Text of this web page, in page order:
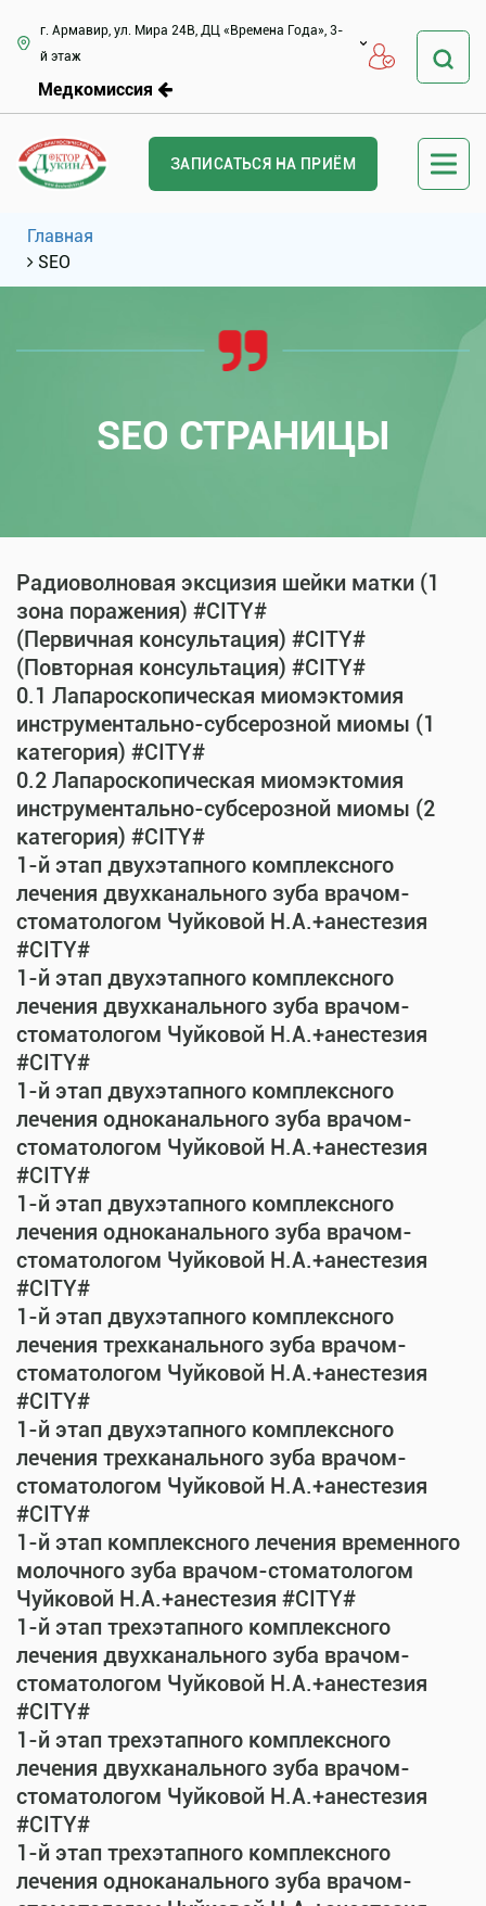
г. Армавир, ул. Мира 24В, ДЦ «Времена Года», 3-
й этаж
Медкомиссия
ЗАПИСАТЬСЯ НА ПРИЁМ
Главная
SEO
SEO СТРАНИЦЫ
Радиоволновая эксцизия шейки матки (1
зона поражения) #CITY#
(Первичная консультация) #CITY#
(Повторная консультация) #CITY#
0.1 Лапароскопическая миомэктомия
инструментально-субсерозной миомы (1
категория) #CITY#
0.2 Лапароскопическая миомэктомия
инструментально-субсерозной миомы (2
категория) #CITY#
1-й этап двухэтапного комплексного
лечения двухканального зуба врачом-
стоматологом Чуйковой Н.А.+анестезия
#CITY#
1-й этап двухэтапного комплексного
лечения двухканального зуба врачом-
стоматологом Чуйковой Н.А.+анестезия
#CITY#
1-й этап двухэтапного комплексного
лечения одноканального зуба врачом-
стоматологом Чуйковой Н.А.+анестезия
#CITY#
1-й этап двухэтапного комплексного
лечения одноканального зуба врачом-
стоматологом Чуйковой Н.А.+анестезия
#CITY#
1-й этап двухэтапного комплексного
лечения трехканального зуба врачом-
стоматологом Чуйковой Н.А.+анестезия
#CITY#
1-й этап двухэтапного комплексного
лечения трехканального зуба врачом-
стоматологом Чуйковой Н.А.+анестезия
#CITY#
1-й этап комплексного лечения временного
молочного зуба врачом-стоматологом
Чуйковой Н.А.+анестезия #CITY#
1-й этап трехэтапного комплексного
лечения двухканального зуба врачом-
стоматологом Чуйковой Н.А.+анестезия
#CITY#
1-й этап трехэтапного комплексного
лечения двухканального зуба врачом-
стоматологом Чуйковой Н.А.+анестезия
#CITY#
1-й этап трехэтапного комплексного
лечения одноканального зуба врачом-